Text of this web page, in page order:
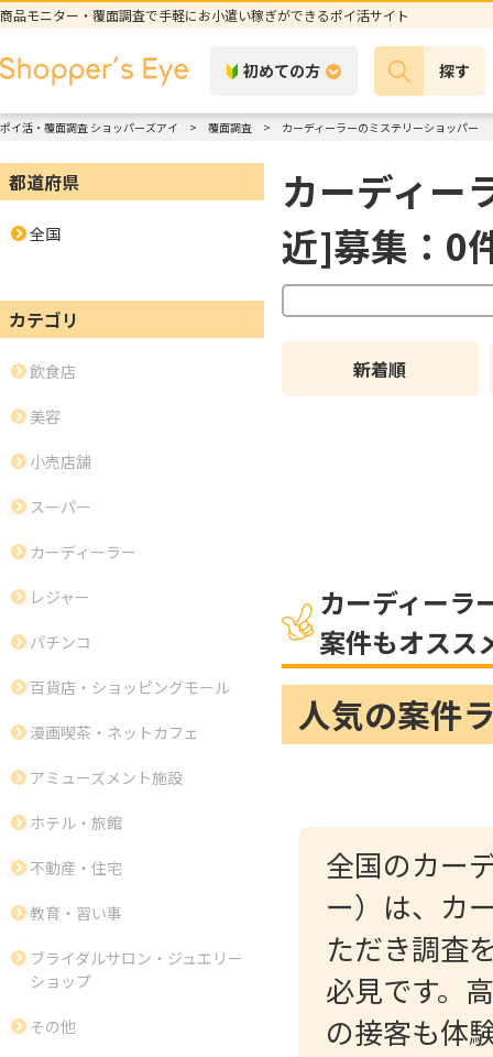
商品モニター・覆面調査で手軽にお小遣い稼ぎができるポイ活サイト
初めての方 探す
ポイ活・覆面調査 ショッパーズアイ 覆面調査 カーディーラーのミステリーショッパー
都道府県
全国
カテゴリ
飲食店
美容
小売店舗
スーパー
カーディーラー
レジャー
パチンコ
百貨店・ショッピングモール
漫画喫茶・ネットカフェ
アミューズメント施設
ホテル・旅館
不動産・住宅
教育・習い事
ブライダルサロン・ジュエリー
ショップ
その他
カーディー
近]募集：0
新着順
カーディーラ
案件もオスス
人気の案件
全国のカー
ー）は、カ
ただき調査
必見です。
の接客も体